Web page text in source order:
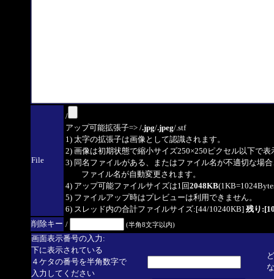
File
/
アップ可能拡張子=> /.jpg/.jpeg/.stf
1) 太字の拡張子は画像として認識されます。
2) 画像は初期状態で縮小サイズ250×250ピクセル以下で表
3) 同名ファイルがある、またはファイル名が不適切な場
ファイル名が自動変更されます。
4) アップ可能ファイルサイズは1回2048KB
5) ファイルアップ時はプレビューは利用できません。
6) スレッド内の合計ファイルサイズ:[44/10240KB] 残り
削除キー / (半角8文字以内)
画面表示番号の入力:
下に表示されている
４ケタの番号を半角数字で
入力してください